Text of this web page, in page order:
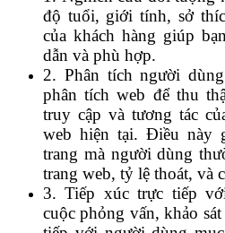
độ tuổi, giới tính, sở
của khách hàng giúp
dẫn và phù hợp.
2. Phân tích người
phân tích web để thu
truy cập và tương tác
web hiện tại. Điều này
trang mà người dùng
trang web, tỷ lệ thoát, và
3. Tiếp xúc trực tiếp
cuộc phỏng vấn, khảo